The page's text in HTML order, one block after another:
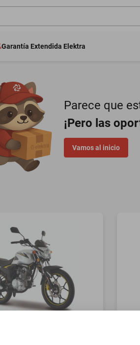
Garantía Extendida Elektra
Parece que
¡Pero las
Vamos al inicio